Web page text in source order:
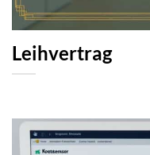
Leihvertrag